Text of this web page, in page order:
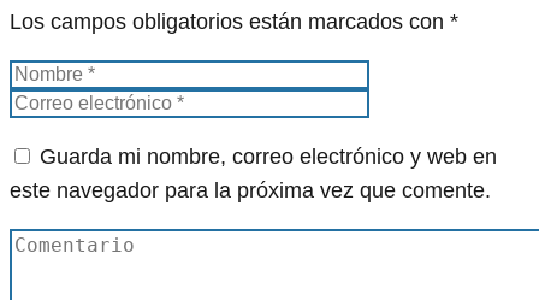
Los campos obligatorios están marcados con *
Guarda mi nombre, correo electrónico y web en
este navegador para la próxima vez que comente.